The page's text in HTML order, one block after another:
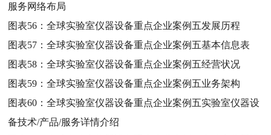
服务网络布局
图表56：全球实验室仪器设备重点企业案例五发展历程
图表57：全球实验室仪器设备重点企业案例五基本信息表
图表58：全球实验室仪器设备重点企业案例五经营状况
图表59：全球实验室仪器设备重点企业案例五业务架构
图表60：全球实验室仪器设备重点企业案例五实验室仪器设
备技术/产品/服务详情介绍